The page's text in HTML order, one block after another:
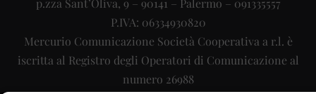
p.zza Sant’Oliva, 9 – 90141 – Palermo – 091335557
P.IVA: 06334930820
Mercurio Comunicazione Società Cooperativa a r.l. è
iscritta al Registro degli Operatori di Comunicazione al
numero 26988